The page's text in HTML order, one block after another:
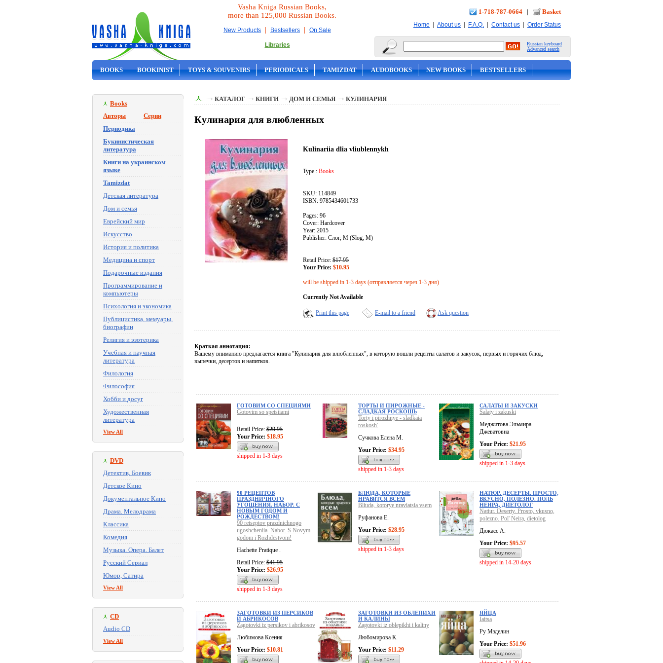
Vasha Kniga Russian Books,
more than 125,000 Russian Books.
New Products | Bestsellers | On Sale
Libraries
1-718-787-0664 | Basket
Home | About us | F.A.Q. | Contact us | Order Status
Russian keyboard
Advanced search
BOOKS BOOKINIST TOYS & SOUVENIRS PERIODICALS TAMIZDAT AUDOBOOKS NEW BOOKS BESTSELLERS
Books
Авторы
Серии
Периодика
Букинистическая
литература
Книги на украинском
языке
Tamizdat
Детская литература
Дом и семья
Еврейский мир
Искусство
История и политика
Медицина и спорт
Подарочные издания
Программирование и
компьютеры
Психология и экономика
Публицистика, мемуары,
биографии
Религия и эзотерика
Учебная и научная
литература
Филология
Философия
Хобби и досуг
Художественная
литература
View All
DVD
Детектив, Боевик
Детское Кино
Документальное Кино
Драма. Мелодрама
Классика
Комедия
Музыка. Опера. Балет
Русский Сериал
Юмор, Сатира
View All
CD
Audio CD
View All
КАТАЛОГ КНИГИ ДОМ И СЕМЬЯ КУЛИНАРИЯ
Кулинария для влюбленных
Kulinariia dlia vliublennykh
Type : Books
SKU: 114849
ISBN: 9785434601733
Pages: 96
Cover: Hardcover
Year: 2015
Publisher: Слог, М (Slog, M)
Retail Price: $17.95
Your Price: $10.95
will be shipped in 1-3 days (отправляется через 1-3 дня)
Currently Not Available
Print this page E-mail to a friend Ask question
Краткая аннотация:
Вашему вниманию предлагается книга "Кулинария для влюбленных", в которую вошли рецепты салатов и закусок, первых и горячих блюд,
выпечки, десертов и напитков.
ГОТОВИМ СО СПЕЦИЯМИ
Gotovim so spetsiiami
Retail Price: $29.95
Your Price: $18.95
shipped in 1-3 days
ТОРТЫ И ПИРОЖНЫЕ -
СЛАДКАЯ РОСКОШЬ
Torty i pirozhnye - sladkaia
roskosh'
Сучкова Елена М.
Your Price: $34.95
shipped in 1-3 days
САЛАТЫ И ЗАКУСКИ
Salaty i zakuski
Меджитова Эльмира
Джеватовна
Your Price: $21.95
shipped in 1-3 days
90 РЕЦЕПТОВ
ПРАЗДНИЧНОГО
УГОЩЕНИЯ. НАБОР. С
НОВЫМ ГОДОМ И
РОЖДЕСТВОМ!
90 retseptov prazdnichnogo
ugoshcheniia. Nabor. S Novym
godom i Rozhdestvom!
Hachette Pratique .
Retail Price: $41.95
Your Price: $26.95
shipped in 1-3 days
БЛЮДА, КОТОРЫЕ
НРАВЯТСЯ ВСЕМ
Bliuda, kotorye nraviatsia vsem
Руфанова Е.
Your Price: $28.95
shipped in 1-3 days
НАТЮР. ДЕСЕРТЫ. ПРОСТО,
ВКУСНО, ПОЛЕЗНО. ПОЛЬ
НЕЙРА, ДИЕТОЛОГ
Natiur. Deserty. Prosto, vkusno,
polezno. Pol' Neira, dietolog
Дюкасс А.
Your Price: $95.57
shipped in 14-20 days
ЗАГОТОВКИ ИЗ ПЕРСИКОВ
И АБРИКОСОВ
Zagotovki iz persikov i abrikosov
Любимова Ксения
Your Price: $10.81
ЗАГОТОВКИ ИЗ ОБЛЕПИХИ
И КАЛИНЫ
Zagotovki iz oblepikhi i kaliny
Любомирова К.
Your Price: $11.29
ЯЙЦА
Iaitsa
Ру Мэделин
Your Price: $51.96